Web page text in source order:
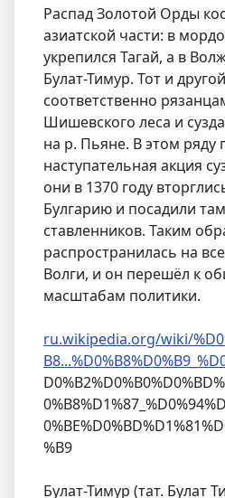
Распад Золотой Орды
азиатской части: в
укрепился Тагай, а в
Булат-Тимур. Тот и
соответственно
Шишевского леса и
на р. Пьяне. В этом ряду
наступательная акция
они в 1370 году
Булгарию и посадили
ставленников. Таким
распространилась на
Волги, и он перешёл к
масштабам политики.
ru.wikipedia.org/wiki/
0%B8%D1%87_%D0%94%D
%B9
Булат-Тимур (тат. Булат